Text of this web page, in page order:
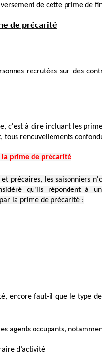
de cette prime de
de précarité
recrutées sur des
c'est à dire incluant les
tous renouvellements
la prime de précarité
et précaires, les saisonniers
qu'ils répondent à
la prime de précarité :
encore faut-il que le type
agents occupants,
d’activité